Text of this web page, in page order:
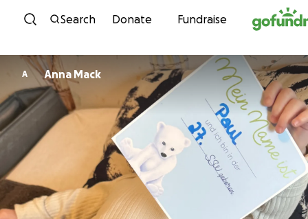
Skip to content
Search Donate Fundraise
A Anna Mack